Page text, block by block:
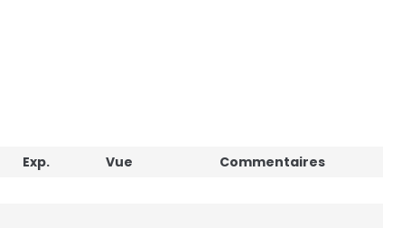
Exp. Vue Commentaires